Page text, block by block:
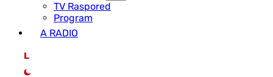
ТV Raspored
Program
A RADIO
L